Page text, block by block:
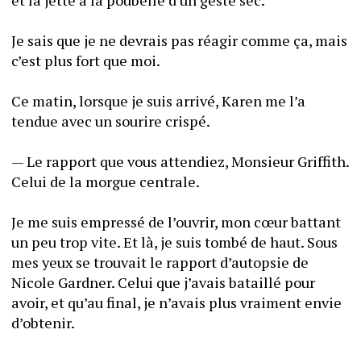
Je sais que je ne devrais pas réagir comme ça, mais
Ce matin, lorsque je suis arrivé, Karen me l’a
— Le rapport que vous attendiez, Monsieur Griffith.
Je me suis empressé de l’ouvrir, mon cœur battant
un peu trop vite. Et là, je suis tombé de haut. Sous
mes yeux se trouvait le rapport d’autopsie de
Nicole Gardner. Celui que j’avais bataillé pour
avoir, et qu’au final, je n’avais plus vraiment envie